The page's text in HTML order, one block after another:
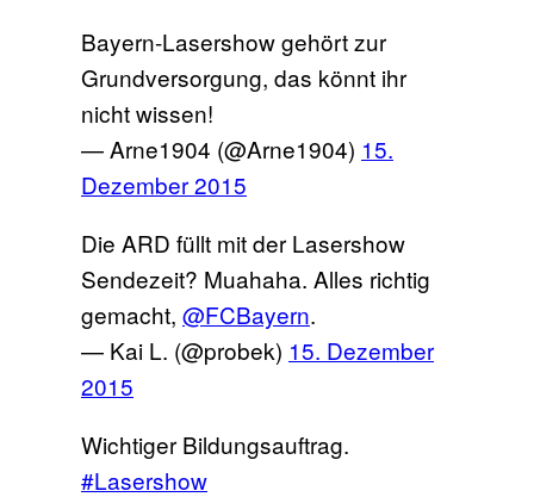
Bayern-Lasershow gehört zur
Grundversorgung, das könnt ihr
nicht wissen!
— Arne1904 (@Arne1904) 15.
Dezember 2015
Die ARD füllt mit der Lasershow
Sendezeit? Muahaha. Alles richtig
gemacht, @FCBayern.
— Kai L. (@probek) 15. Dezember
2015
Wichtiger Bildungsauftrag.
#Lasershow